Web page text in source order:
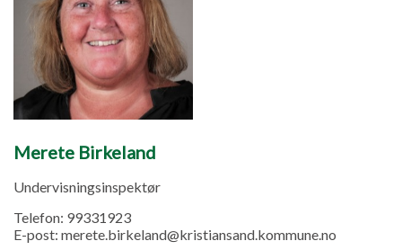
Merete Birkeland
Undervisningsinspektør
Telefon: 99331923
E-post: merete.birkeland@kristiansand.kommune.no